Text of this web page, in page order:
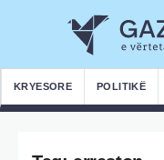
KRYESORE POLITIKË